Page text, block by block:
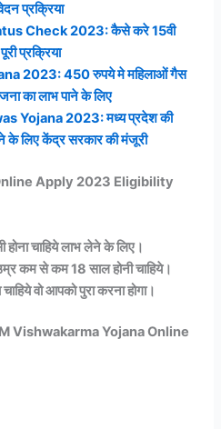
प्रक्रिया
Check 2023: कैसे करे 15वी
प्रक्रिया
2023: 450 रुपये मे महिलाओं गैस
का लाभ पाने के लिए
Yojana 2023: मध्य प्रदेश की
के लिए केंद्र सरकार की मंजूरी
Apply 2023 Eligibility
चाहिये लाभ लेने के लिए।
कम से कम 18 साल होनी चाहिये।
वो आपको पुरा करना होगा।
Vishwakarma Yojana Online